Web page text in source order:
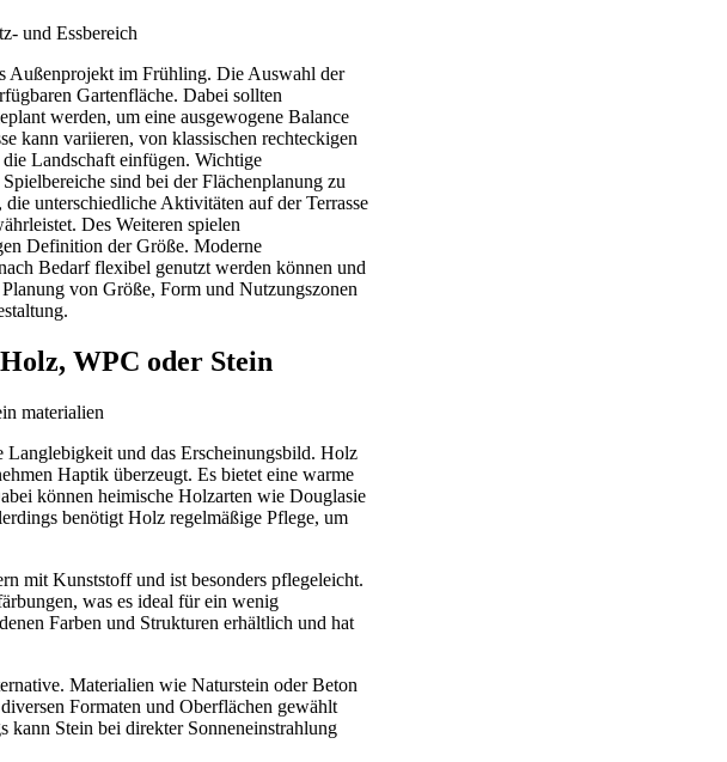
Außenprojekt im Frühling. Die Auswahl der
Gartenfläche. Dabei sollten
werden, um eine ausgewogene Balance
kann variieren, von klassischen rechteckigen
Landschaft einfügen. Wichtige
sind bei der Flächenplanung zu
unterschiedliche Aktivitäten auf der Terrasse
Des Weiteren spielen
Definition der Größe. Moderne
Bedarf flexibel genutzt werden können und
von Größe, Form und Nutzungszonen
WPC oder Stein
Langlebigkeit und das Erscheinungsbild. Holz
Haptik überzeugt. Es bietet eine warme
können heimische Holzarten wie Douglasie
benötigt Holz regelmäßige Pflege, um
mit Kunststoff und ist besonders pflegeleicht.
was es ideal für ein wenig
Farben und Strukturen erhältlich und hat
Materialien wie Naturstein oder Beton
Formaten und Oberflächen gewählt
kann Stein bei direkter Sonneneinstrahlung